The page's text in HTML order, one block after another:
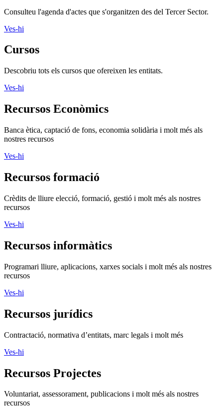
Consulteu l'agenda d'actes que s'organitzen des del Tercer Sector.
Ves-hi
Cursos
Descobriu tots els cursos que ofereixen les entitats.
Ves-hi
Recursos Econòmics
Banca ètica, captació de fons, economia solidària i molt més als
nostres recursos
Ves-hi
Recursos formació
Crèdits de lliure elecció, formació, gestió i molt més als nostres
recursos
Ves-hi
Recursos informàtics
Programari lliure, aplicacions, xarxes socials i molt més als nostres
recursos
Ves-hi
Recursos jurídics
Contractació, normativa d’entitats, marc legals i molt més
Ves-hi
Recursos Projectes
Voluntariat, assessorament, publicacions i molt més als nostres
recursos